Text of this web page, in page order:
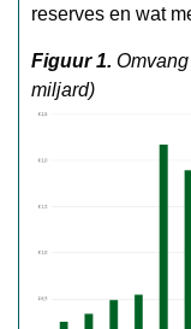
reserves en wat
Figuur 1.
miljard)